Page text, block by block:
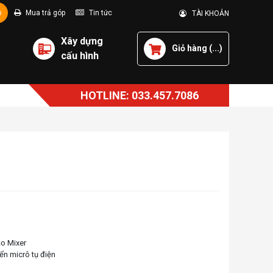
Mua trả góp Tin tức TÀI KHOẢN
Xây dựng
cấu hình
Giỏ hàng (...)
HOTLINE: 033.457.7086
Mixer
micrô tụ điện